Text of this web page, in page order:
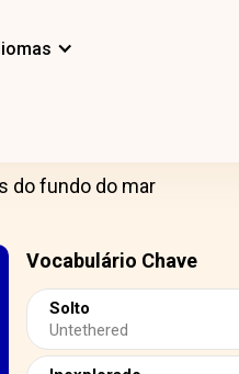
do fundo do mar
Vocabulário Chave
Solto
Untethered